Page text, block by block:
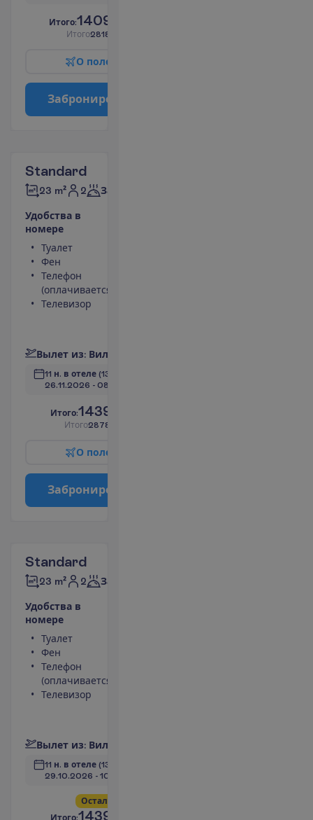
Итого:1409.00
Итого2818.00
О поле
Заброниро
Standard
23 m² 2 Завтраки
Удобства в
номере
Туалет
Фен
Телефон
(оплачивается)
Телевизор
Вылет из: Вил
11 н. в отеле (13 н. всего)
26.11.2026 - 08.12.2026
Итого:1439.00
Итого2878.00
О поле
Заброниро
Standard
23 m² 2 Завтраки
Удобства в
номере
Туалет
Фен
Телефон
(оплачивается)
Телевизор
Вылет из: Вил
11 н. в отеле (13 н. всего)
29.10.2026 - 10.11.2026
Остал
Итого:1439.00